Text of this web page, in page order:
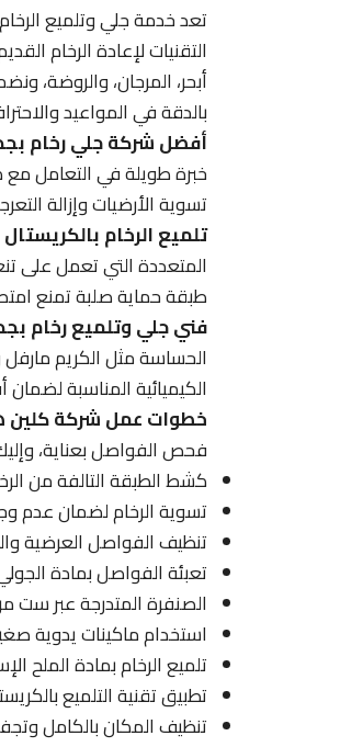
تعد خدمة جلي وتلميع
التقنيات لإعادة الرخام
أبحر، المرجان، والروضة،
بالدقة في المواعيد
أفضل شركة جلي رخام
خبرة طويلة في التعامل مع
تسوية الأرضيات وإزالة
تلميع الرخام
المتعددة التي تعمل على
طبقة حماية صلبة تمنع
فني جلي وتلميع رخام
الحساسة مثل الكريم مارفل
الكيميائية المناسبة
خطوات عمل شركة
فحص الفواصل بعناية،
كشط الطبقة التالفة من
تسوية الرخام لضمان عدم
تنظيف الفواصل العرضية
تعبئة الفواصل بمادة
الصنفرة المتدرجة عبر
استخدام ماكينات يدوية
تلميع الرخام بمادة الملح
تطبيق تقنية التلميع
تنظيف المكان بالكامل